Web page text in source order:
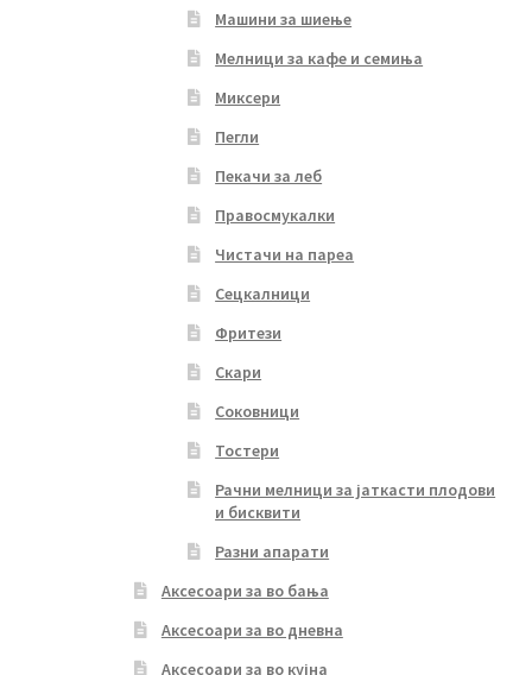
Машини за шиење
Мелници за кафе и семиња
Миксери
Пегли
Пекачи за леб
Правосмукалки
Чистачи на пареа
Сецкалници
Фритези
Скари
Соковници
Тостери
Рачни мелници за јаткасти плодови
и бисквити
Разни апарати
Аксесоари за во бања
Аксесоари за во дневна
Аксесоари за во кујна